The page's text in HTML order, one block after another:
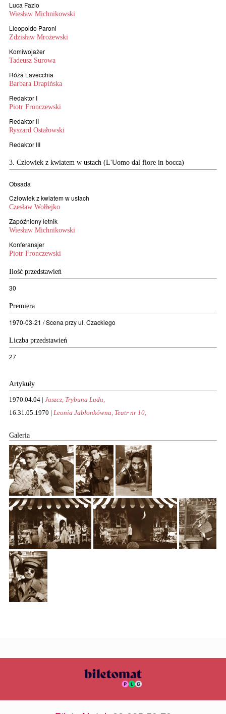
Luca Fazio
Wiesław Michnikowski
Lleopoldo Paroni
Zdzisław Mrożewski
Komiwojażer
Tadeusz Surowa
Róża Lavecchia
Barbara Drapińska
Redaktor I
Piotr Fronczewski
Redaktor II
Ryszard Ostałowski
Redaktor III
3. Człowiek z kwiatem w ustach (L'Uomo dal fiore in bocca)
Obsada
Człowiek z kwiatem w ustach
Czesław Wołłejko
Zapóźniony letnik
Wiesław Michnikowski
Konferansjer
Piotr Fronczewski
Ilość przedstawień
30
Premiera
1970-03-21 / Scena przy ul. Czackiego
Liczba przedstawień
27
Artykuły
1970.04.04 | Jaszcz, Trybuna Ludu,
16.31.05.1970 | Leonia Jabłonkówna, Teatr nr 10,
Galeria